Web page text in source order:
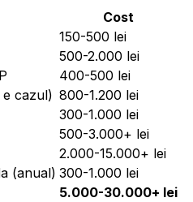
Cost
150-500 lei
500-2.000 lei
400-500 lei
cazul) 800-1.200 lei
300-1.000 lei
500-3.000+ lei
2.000-15.000+ lei
(anual) 300-1.000 lei
5.000-30.000+ lei